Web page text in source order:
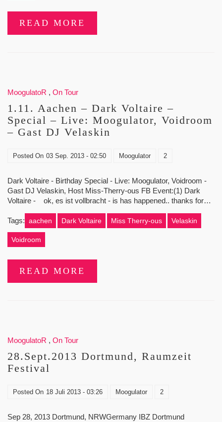
READ MORE
MoogulatoR , On Tour
1.11. Aachen – Dark Voltaire –
Special – Live: Moogulator, Voidroom
– Gast DJ Velaskin
Posted On 03 Sep. 2013 - 02:50 Moogulator 2
Dark Voltaire - Birthday Special - Live: Moogulator, Voidroom -
Gast DJ Velaskin, Host Miss-Therry-ous FB Event:(1) Dark
Voltaire - ok, es ist vollbracht - is has happened.. thanks for…
Tags: aachen Dark Voltaire Miss Therry-ous Velaskin
Voidroom
READ MORE
MoogulatoR , On Tour
28.Sept.2013 Dortmund, Raumzeit
Festival
Posted On 18 Juli 2013 - 03:26 Moogulator 2
Sep 28, 2013 Dortmund, NRWGermany IBZ Dortmund